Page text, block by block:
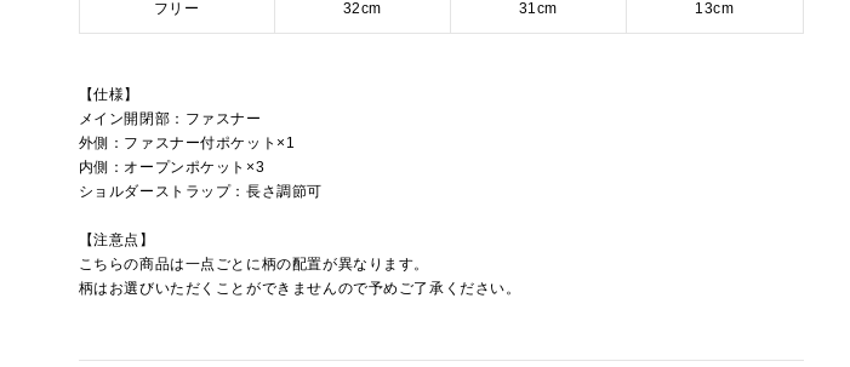
フリー 32cm 31cm 13cm
【仕様】
メイン開閉部：ファスナー
外側：ファスナー付ポケット×1
内側：オープンポケット×3
ショルダーストラップ：長さ調節可
【注意点】
こちらの商品は一点ごとに柄の配置が異なります。
柄はお選びいただくことができませんので予めご了承ください。